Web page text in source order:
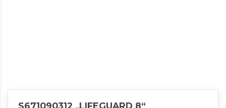
S671090312 „LIFEGUARD 8“